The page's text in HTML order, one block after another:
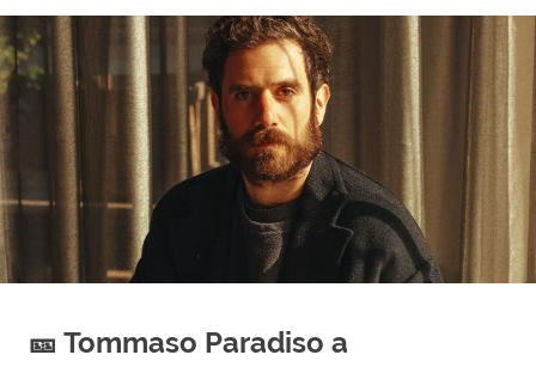
🎫 Tommaso Paradiso a